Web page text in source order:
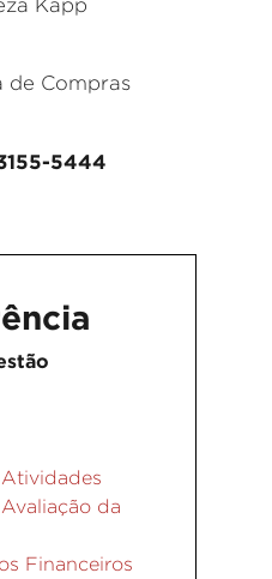
Kapp
de Compras
5444
da
Financeiros